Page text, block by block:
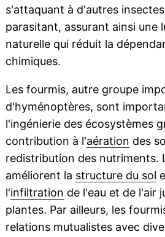
s'attaquant à d'autres
parasitant, assurant ainsi une
naturelle qui réduit la
chimiques.
Les fourmis, autre groupe
d'hyménoptères, sont
l'ingénierie des écosystèmes
contribution à l'aération des
redistribution des nutriments.
améliorent la structure du sol
l'infiltration de l'eau et de l'air
plantes. Par ailleurs, les
relations mutualistes avec